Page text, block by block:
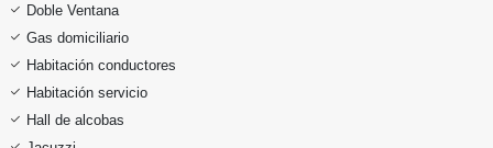
Doble Ventana
Gas domiciliario
Habitación conductores
Habitación servicio
Hall de alcobas